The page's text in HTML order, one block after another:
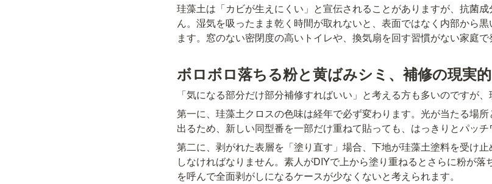
珪藻土は「カビが生えにくい」と宣伝されることがありますが、抗菌
ん。湿気を吸ったまま乾く時間が取れないと、表面ではなく内部から
ます。窓のない密閉度の高いトイレや、換気扇を回す習慣がない家庭で
ボロボロ落ちる粉と黄ばみシミ、補修の現実
「気になる部分だけ部分補修すればいい」と考える方も多いのですが、
第一に、珪藻土クロスの色味は経年で必ず変わります。光が当たる場
出るため、新しい同型番を一部だけ重ねて貼っても、はっきりとパッチ
第二に、剥がれた表層を「塗り直す」場合、下地が珪藻土塗料を受け
しなければなりません。素人がDIYで上から塗り重ねるとさらに粉が落
を呼んで全面剥がしになるケースが少なくないと考えられます。